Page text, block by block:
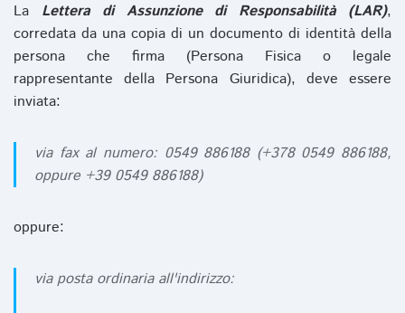
La Lettera di Assunzione di Responsabilità (LAR),
corredata da una copia di un documento di identità della
persona che firma (Persona Fisica o legale
rappresentante della Persona Giuridica), deve essere
inviata:
via fax al numero: 0549 886188 (+378 0549 886188,
oppure +39 0549 886188)
oppure:
via posta ordinaria all'indirizzo: